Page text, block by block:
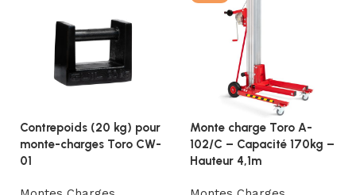
Contrepoids (20 kg) pour
monte-charges Toro CW-
01
Monte charge Toro A-
102/C – Capacité 170kg –
Hauteur 4,1m